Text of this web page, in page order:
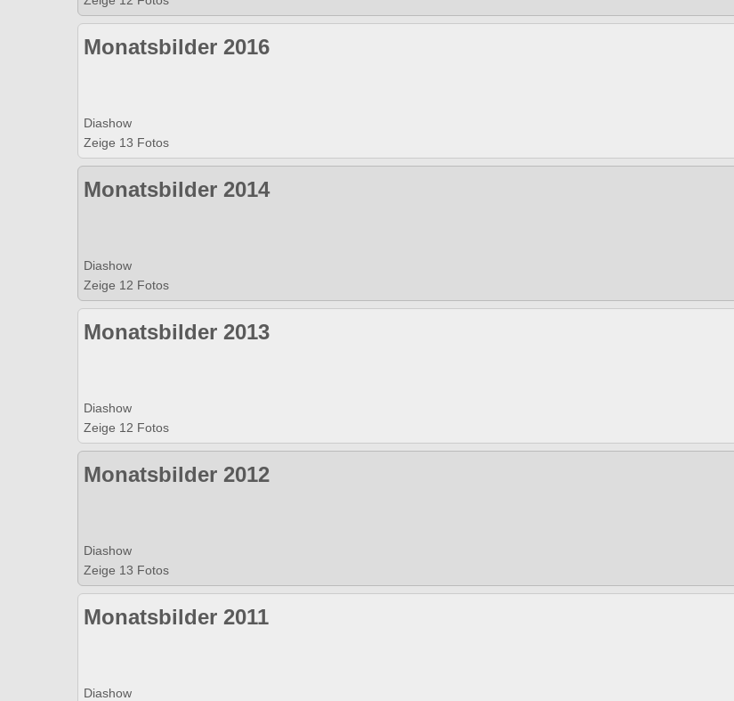
Monatsbilder 2016
Diashow
Zeige 13 Fotos
Monatsbilder 2014
Diashow
Zeige 12 Fotos
Monatsbilder 2013
Diashow
Zeige 12 Fotos
Monatsbilder 2012
Diashow
Zeige 13 Fotos
Monatsbilder 2011
Diashow